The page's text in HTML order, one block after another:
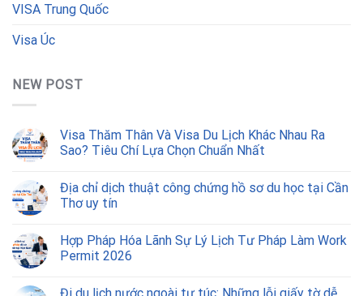
VISA Trung Quốc
Visa Úc
NEW POST
Visa Thăm Thân Và Visa Du Lịch Khác Nhau Ra
Sao? Tiêu Chí Lựa Chọn Chuẩn Nhất
Địa chỉ dịch thuật công chứng hồ sơ du học tại Cần
Thơ uy tín
Hợp Pháp Hóa Lãnh Sự Lý Lịch Tư Pháp Làm Work
Permit 2026